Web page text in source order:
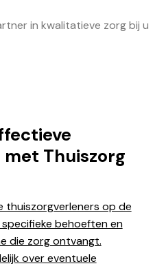
in kwalitatieve zorg bij u
Thuiszorg
thuiszorgverleners op de
behoeften en
die zorg ontvangt.
over eventuele